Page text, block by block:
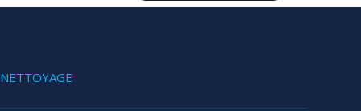
NETTOYAGE